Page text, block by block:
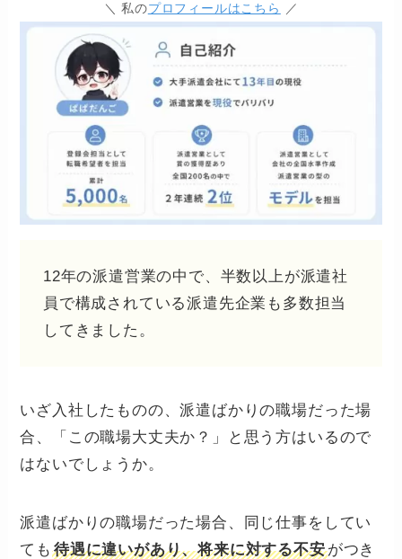
＼ 私のプロフィールはこちら ／
12年の派遣営業の中で、半数以上が派遣社
員で構成されている派遣先企業も多数担当
してきました。
いざ入社したものの、派遣ばかりの職場だった場
合、「この職場大丈夫か？」と思う方はいるので
はないでしょうか。
派遣ばかりの職場だった場合、同じ仕事をしてい
ても待遇に違いがあり、将来に対する不安がつき